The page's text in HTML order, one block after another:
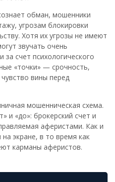
обман, мошенники
угрозам блокировки
Хотя их угрозы не имеют
звучать очень
за счет психологического
«точки» — срочность,
вины перед
мошенническая схема.
и «до»: брокерский счет и
аферистами. Как и
экране, в то время как
карманы аферистов.